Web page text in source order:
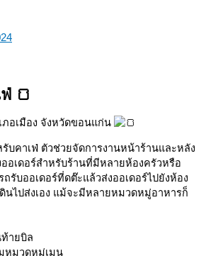
🍞
อเมือง จังหวัดขอนแก่น
รับคาเฟ่ ตัวช่วยจัดการงานหน้าร้านและหลัง
ออเดอร์สำหรับร้านที่มีหลายห้องครัวหรือ
รับออเดอร์ที่ดต๊ะแล้วส่งออเดอร์ไปยังห้อง
นไปส่งเอง แม้จะมีหลายหมวดหมู่อาหารก็
ายบิล
หมวดหมู่เมนู